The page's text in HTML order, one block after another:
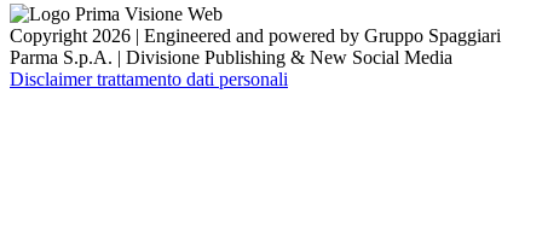
Copyright 2026 | Engineered and powered by Gruppo Spaggiari
Parma S.p.A. | Divisione Publishing & New Social Media
Disclaimer trattamento dati personali